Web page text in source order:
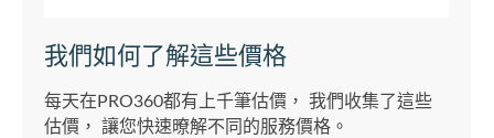
我們如何了解這些價格
每天在PRO360都有上千筆估價， 我們收集了這些
估價， 讓您快速暸解不同的服務價格。